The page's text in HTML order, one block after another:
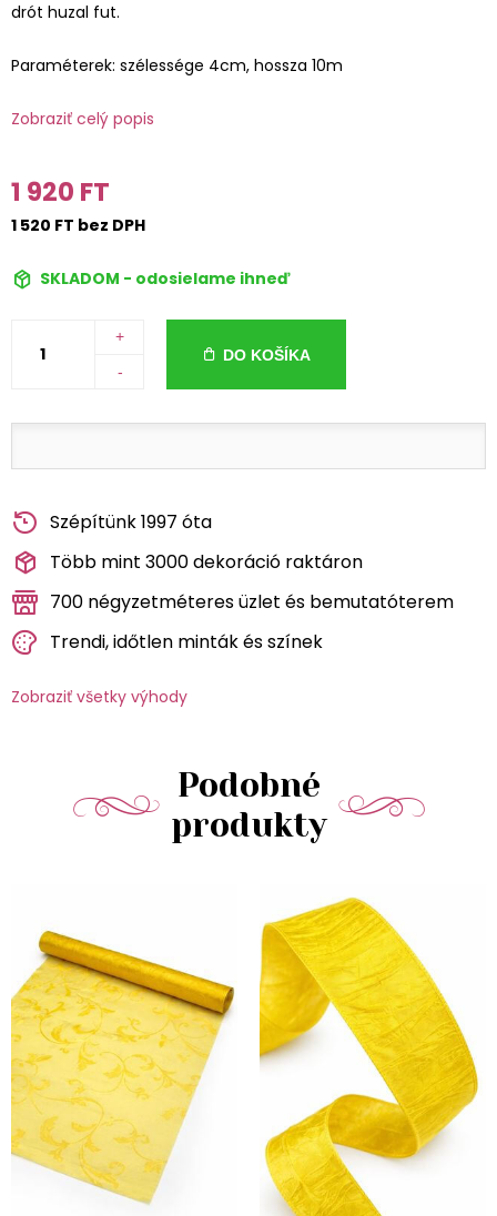
drót huzal fut.
Paraméterek: szélessége 4cm, hossza 10m
Zobraziť celý popis
1 920 FT
1 520 FT bez DPH
SKLADOM - odosielame ihneď
+
-
DO KOŠÍKA
Szépítünk 1997 óta
Több mint 3000 dekoráció raktáron
700 négyzetméteres üzlet és bemutatóterem
Trendi, időtlen minták és színek
Zobraziť všetky výhody
Podobné
produkty